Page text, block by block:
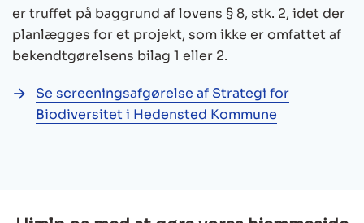
er truffet på baggrund af lovens § 8, stk. 2, idet der
planlægges for et projekt, som ikke er omfattet af
bekendtgørelsens bilag 1 eller 2.
Se screeningsafgørelse af Strategi for
Biodiversitet i Hedensted Kommune